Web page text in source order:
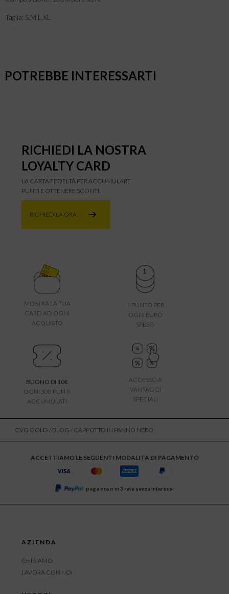
Taglia: S,M,L,XL
POTREBBE INTERESSARTI
RICHIEDI LA NOSTRA
LOYALTY CARD
LA CARTA FEDELTÀ PER ACCUMULARE
PUNTI E OTTENERE SCONTI.
RICHIEDILA ORA
MOSTRA LA TUA
CARD AD OGNI
ACQUISTO
1 PUNTO PER
OGNI EURO
SPESO
BUONO DI 10€
OGNI 300 PUNTI
ACCUMULATI
ACCESSO A
VANTAGGI
SPECIALI
CVG GOLD / BLOG / CAPPOTTO IN PANNO NERO
ACCETTIAMO LE SEGUENTI MODALITÀ DI PAGAMENTO
paga ora o in 3 rate senza interessi
AZIENDA
CHI SIAMO
LAVORA CON NOI